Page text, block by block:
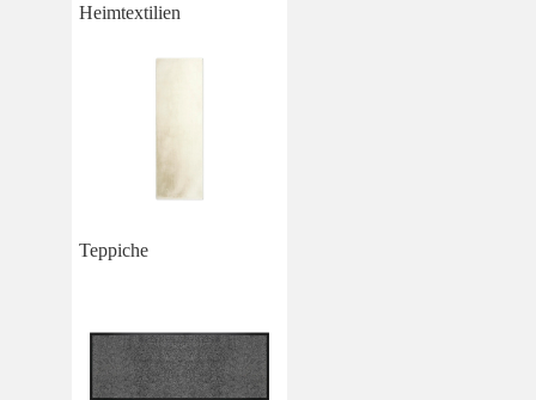
Heimtextilien
Teppiche